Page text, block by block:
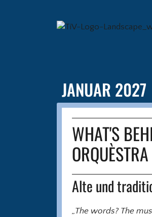
JANUAR 2027
WHAT'S
ORQUÈSTRA
Alte und
„The words? The